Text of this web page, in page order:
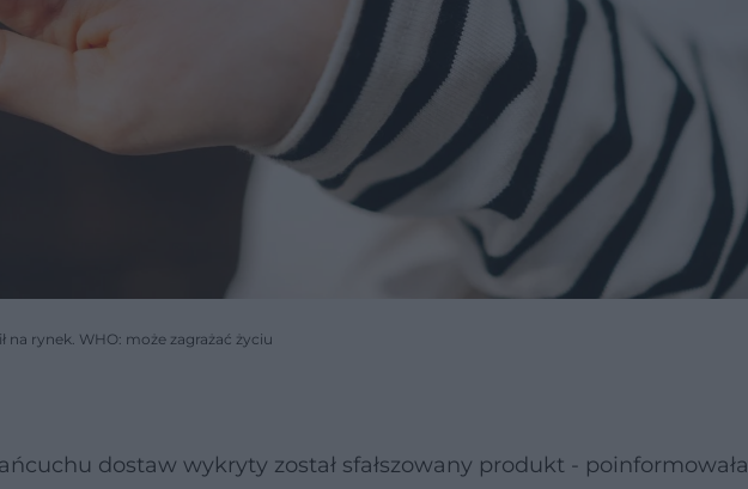
na rynek. WHO: może zagrażać życiu
dostaw wykryty został sfałszowany produkt - poinformowała